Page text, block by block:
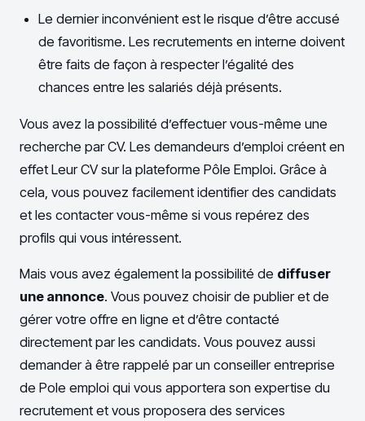
Le dernier inconvénient est le risque d’être accusé
de favoritisme. Les recrutements en interne doivent
être faits de façon à respecter l’égalité des
chances entre les salariés déjà présents.
Vous avez la possibilité d’effectuer vous-même une
recherche par CV. Les demandeurs d’emploi créent en
effet Leur CV sur la plateforme Pôle Emploi. Grâce à
cela, vous pouvez facilement identifier des candidats
et les contacter vous-même si vous repérez des
profils qui vous intéressent.
Mais vous avez également la possibilité de diffuser
une annonce. Vous pouvez choisir de publier et de
gérer votre offre en ligne et d’être contacté
directement par les candidats. Vous pouvez aussi
demander à être rappelé par un conseiller entreprise
de Pole emploi qui vous apportera son expertise du
recrutement et vous proposera des services